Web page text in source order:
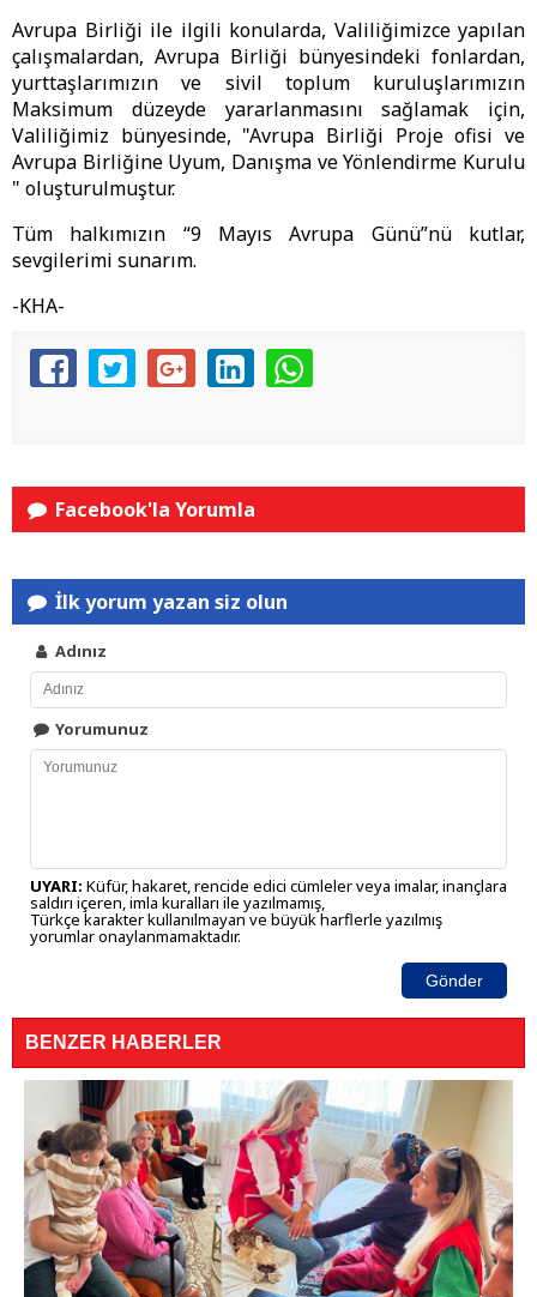
Avrupa Birliği ile ilgili konularda, Valiliğimizce yapılan
çalışmalardan, Avrupa Birliği bünyesindeki fonlardan,
yurttaşlarımızın ve sivil toplum kuruluşlarımızın
Maksimum düzeyde yararlanmasını sağlamak için,
Valiliğimiz bünyesinde, "Avrupa Birliği Proje ofisi ve
Avrupa Birliğine Uyum, Danışma ve Yönlendirme Kurulu
" oluşturulmuştur.
Tüm halkımızın “9 Mayıs Avrupa Günü”nü kutlar,
sevgilerimi sunarım.
-KHA-
Facebook'la Yorumla
İlk yorum yazan siz olun
Adınız
Yorumunuz
UYARI: Küfür, hakaret, rencide edici cümleler veya imalar, inançlara
saldırı içeren, imla kuralları ile yazılmamış,
Türkçe karakter kullanılmayan ve büyük harflerle yazılmış
yorumlar onaylanmamaktadır.
Gönder
BENZER HABERLER